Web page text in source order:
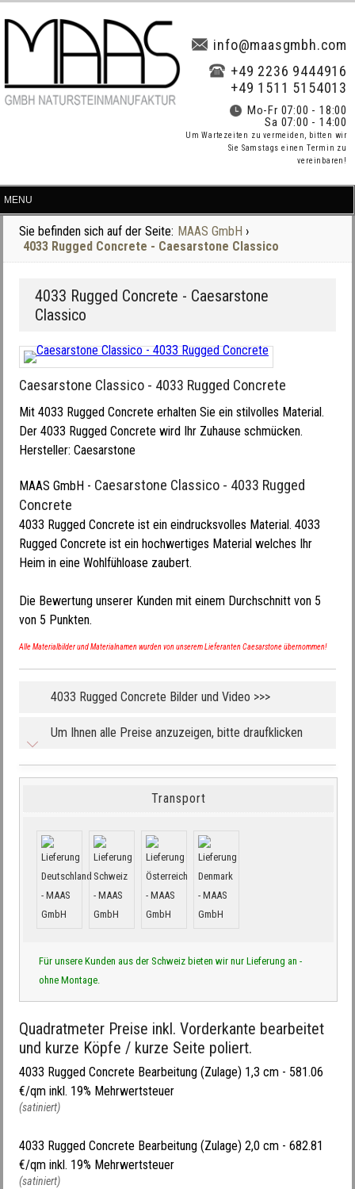
info@maasgmbh.com
+49 2236 9444916
+49 1511 5154013
Mo-Fr 07:00 - 18:00
Sa 07:00 - 14:00
Um Wartezeiten zu vermeiden, bitten wir
Sie Samstags einen Termin zu
vereinbaren!
Sie befinden sich auf der Seite: MAAS GmbH ›
4033 Rugged Concrete - Caesarstone Classico
4033 Rugged Concrete - Caesarstone
Classico
Caesarstone Classico - 4033 Rugged Concrete
Mit 4033 Rugged Concrete erhalten Sie ein stilvolles Material.
Der 4033 Rugged Concrete wird Ihr Zuhause schmücken.
Hersteller: Caesarstone
MAAS GmbH - Caesarstone Classico - 4033 Rugged
Concrete
4033 Rugged Concrete ist ein eindrucksvolles Material. 4033
Rugged Concrete ist ein hochwertiges Material welches Ihr
Heim in eine Wohlfühloase zaubert.
Die Bewertung unserer Kunden mit einem Durchschnitt von 5
von 5 Punkten.
Alle Materialbilder und Materialnamen wurden von unserem Lieferanten Caesarstone übernommen!
4033 Rugged Concrete Bilder und Video >>>
Um Ihnen alle Preise anzuzeigen, bitte draufklicken
Transport
Für unsere Kunden aus der Schweiz bieten wir nur Lieferung an -
ohne Montage.
Quadratmeter Preise inkl. Vorderkante bearbeitet
und kurze Köpfe / kurze Seite poliert.
4033 Rugged Concrete Bearbeitung (Zulage) 1,3 cm - 581.06
€/qm inkl. 19% Mehrwertsteuer
(satiniert)
4033 Rugged Concrete Bearbeitung (Zulage) 2,0 cm - 682.81
€/qm inkl. 19% Mehrwertsteuer
(satiniert)